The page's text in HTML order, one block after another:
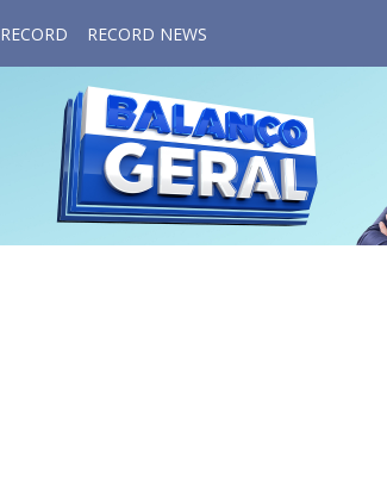
RECORD RECORD NEWS